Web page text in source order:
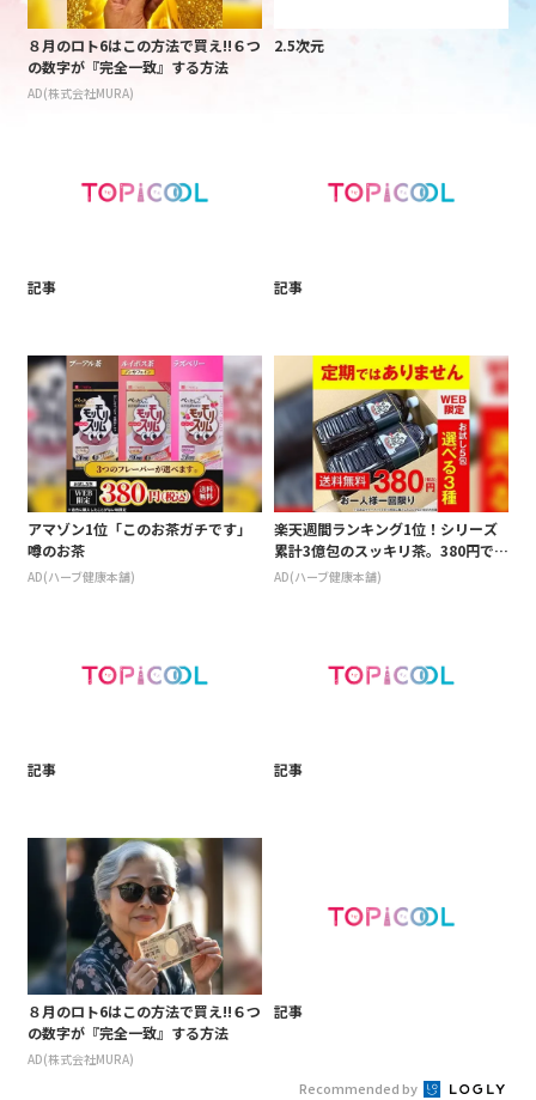
８月のロト6はこの方法で買え!!６つ
の数字が『完全一致』する方法
AD(株式会社MURA)
2.5次元
記事 記事
アマゾン1位「このお茶ガチです」
噂のお茶
AD(ハーブ健康本舗)
楽天週間ランキング1位！シリーズ
累計3億包のスッキリ茶。380円でお
試し
AD(ハーブ健康本舗)
記事 記事
８月のロト6はこの方法で買え!!６つ
の数字が『完全一致』する方法
AD(株式会社MURA)
記事
Recommended by